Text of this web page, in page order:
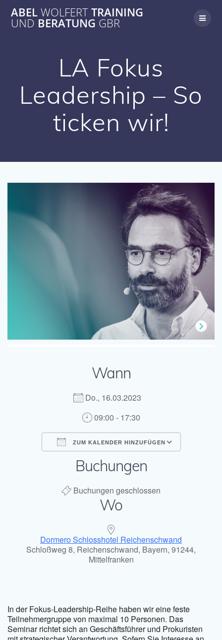
Inhalt
springen
ABELWOLFERTTRAINING
UND BERATUNG GBR
LA Fokus
Leadership – So
ticken wir!
Wann
Do., 16.03.2023
09:00 - 17:30
ZUM KALENDER HINZUFÜGEN
ICS herunterladen
Buchungen
Buchungen geschlossen
Wo
Dormero Schlosshotel Reichenschwand
Schloßweg 8, Reichenschwand, Bayern, 91244,
Mittelfranken
In der Fokus-Leadership-Reihe haben wir eine feste
Teilnehmergruppe von maximal 10 Personen. Das
Seminar richtet sich an Geschäftsführer und Prokuristen